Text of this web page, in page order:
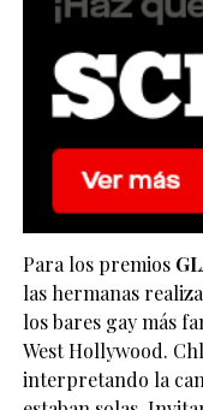
Para los premios
las hermanas
los bares gay más
West Hollywood.
interpretando la